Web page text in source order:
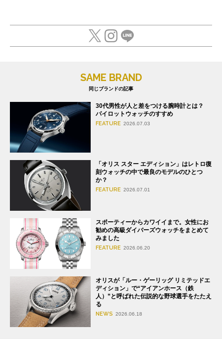
SAME BRAND
同じブランドの記事
30代男性が人と差をつける腕時計とは？
パイロットウォッチのすすめ
FEATURE 2026.07.03
「オリス スター エディション」はレトロ復
刻ウォッチの中で最良のモデルのひとつ
か？
FEATURE 2026.07.01
スポーティーからカワイイまで。女性にお
勧めの高級ダイバーズウォッチをまとめて
みました
FEATURE 2026.06.20
オリスが「ルー・ゲーリッグ リミテッドエ
ディション」で“アイアンホース（鉄
人）”と呼ばれた伝説的な野球選手をたたえ
る
NEWS 2026.06.18